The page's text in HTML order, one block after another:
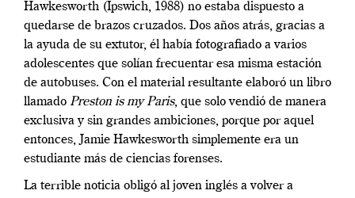
Hawkesworth (Ipswich, 1988) no estaba dispuesto a
quedarse de brazos cruzados. Dos años atrás, gracias a
la ayuda de su extutor, él había fotografiado a varios
adolescentes que solían frecuentar esa misma estación
de autobuses. Con el material resultante elaboró un libro
llamado Preston is my Paris, que solo vendió de manera
exclusiva y sin grandes ambiciones, porque por aquel
entonces, Jamie Hawkesworth simplemente era un
estudiante más de ciencias forenses.
La terrible noticia obligó al joven inglés a volver a